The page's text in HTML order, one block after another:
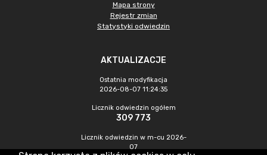
Mapa strony
Rejestr zmian
Statystyki odwiedzin
AKTUALIZACJE
Ostatnia modyfikacja
2026-08-07 11:24:35
Licznik odwiedzin ogółem
309 773
Licznik odwiedzin w m-cu 2026-
07